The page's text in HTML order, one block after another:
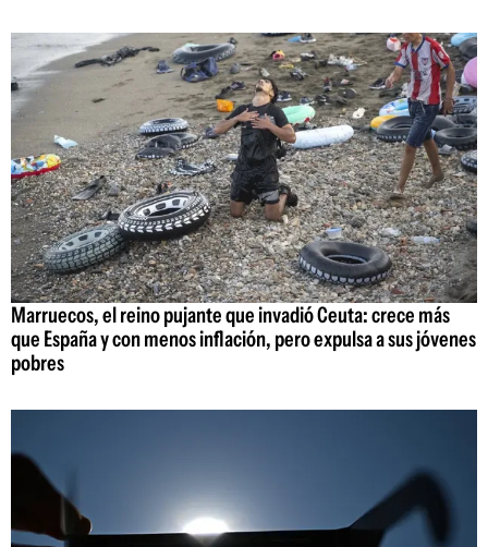
Marruecos, el reino pujante que invadió Ceuta: crece más
que España y con menos inflación, pero expulsa a sus jóvenes
pobres